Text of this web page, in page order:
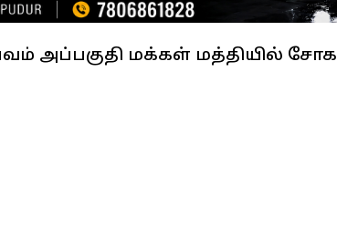
அப்பகுதி மக்கள் மத்தியில்